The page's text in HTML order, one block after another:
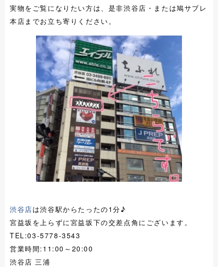
実物をご覧になりたい方は、是非渋谷店・または鳩サブレ
本店までお立ち寄りください。
渋谷店は渋谷駅からたったの1分♪
宮益坂を上らずに宮益坂下の交差点角にございます。
TEL:03-5778-3543
営業時間:11:00～20:00
渋谷店 三浦